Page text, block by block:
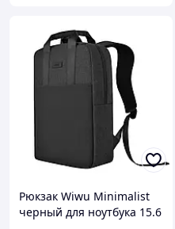
Рюкзак Wiwu Minimalist
черный для ноутбука 15.6